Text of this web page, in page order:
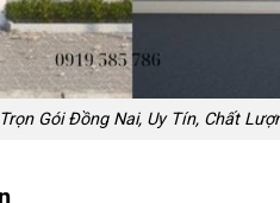
Gói Đồng Nai, Uy Tín, Chất